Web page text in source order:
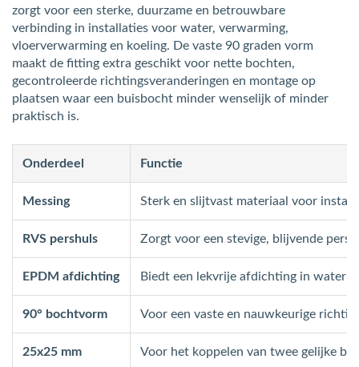
zorgt voor een sterke, duurzame en betrouwbare
verbinding in installaties voor water, verwarming,
vloerverwarming en koeling. De vaste 90 graden vorm
maakt de fitting extra geschikt voor nette bochten,
gecontroleerde richtingsveranderingen en montage op
plaatsen waar een buisbocht minder wenselijk of minder
praktisch is.
Onderdeel Functie
Messing Sterk en slijtvast materiaal voor
RVS pershuls Zorgt voor een stevige, blijvende
EPDM afdichting Biedt een lekvrije afdichting in water-
90° bochtvorm Voor een vaste en nauwkeurige
25x25 mm Voor het koppelen van twee gelijke